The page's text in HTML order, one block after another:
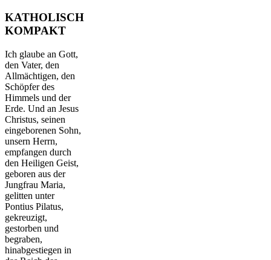
KATHOLISCH
KOMPAKT
Ich glaube an Gott,
den Vater, den
Allmächtigen, den
Schöpfer des
Himmels und der
Erde. Und an Jesus
Christus, seinen
eingeborenen Sohn,
unsern Herrn,
empfangen durch
den Heiligen Geist,
geboren aus der
Jungfrau Maria,
gelitten unter
Pontius Pilatus,
gekreuzigt,
gestorben und
begraben,
hinabgestiegen in